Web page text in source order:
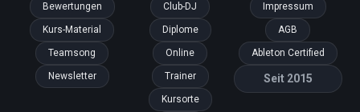
Bewertungen
Kurs-Material
Teamsong
Newsletter
Club-DJ
Diplome
Online
Trainer
Kursorte
Impressum
AGB
Ableton Certified
Seit 2015